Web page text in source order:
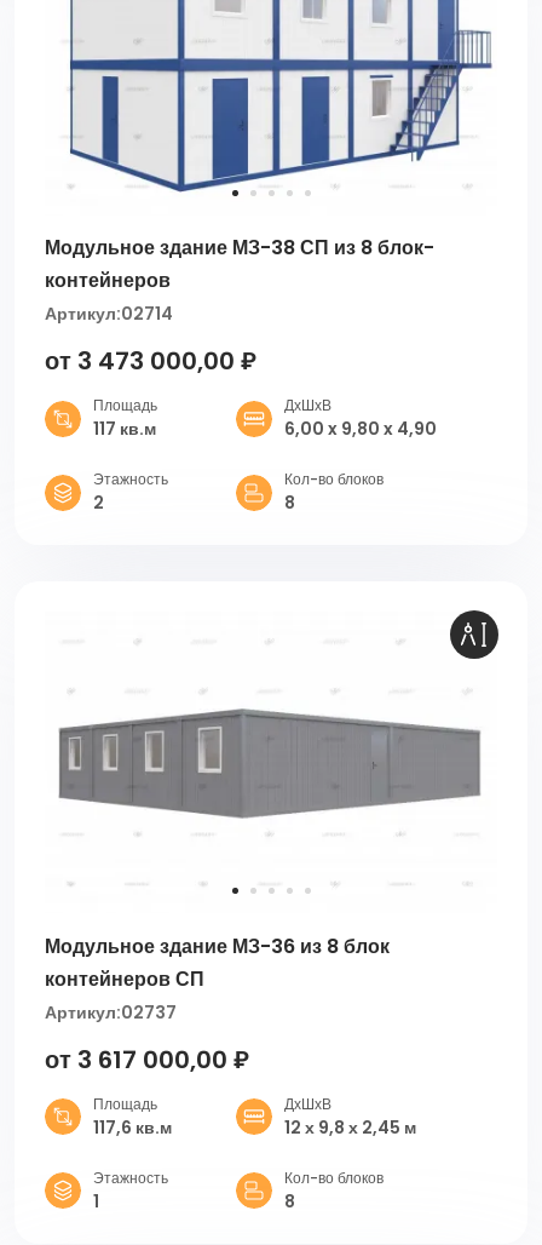
Модульное здание МЗ-38 СП из 8 блок-
контейнеров
Артикул:02714
от 3 473 000,00 ₽
Площадь
117 кв.м
ДхШхВ
6,00 x 9,80 x 4,90
Этажность
2
Кол-во блоков
8
Модульное здание МЗ-36 из 8 блок
контейнеров СП
Артикул:02737
от 3 617 000,00 ₽
Площадь
117,6 кв.м
ДхШхВ
12 х 9,8 х 2,45 м
Этажность
1
Кол-во блоков
8